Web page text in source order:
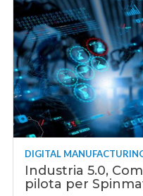
DIGITAL
Industria 5.0,
pilota per